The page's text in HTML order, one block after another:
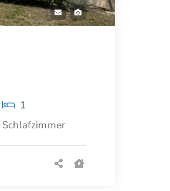
1
Schlafzimmer